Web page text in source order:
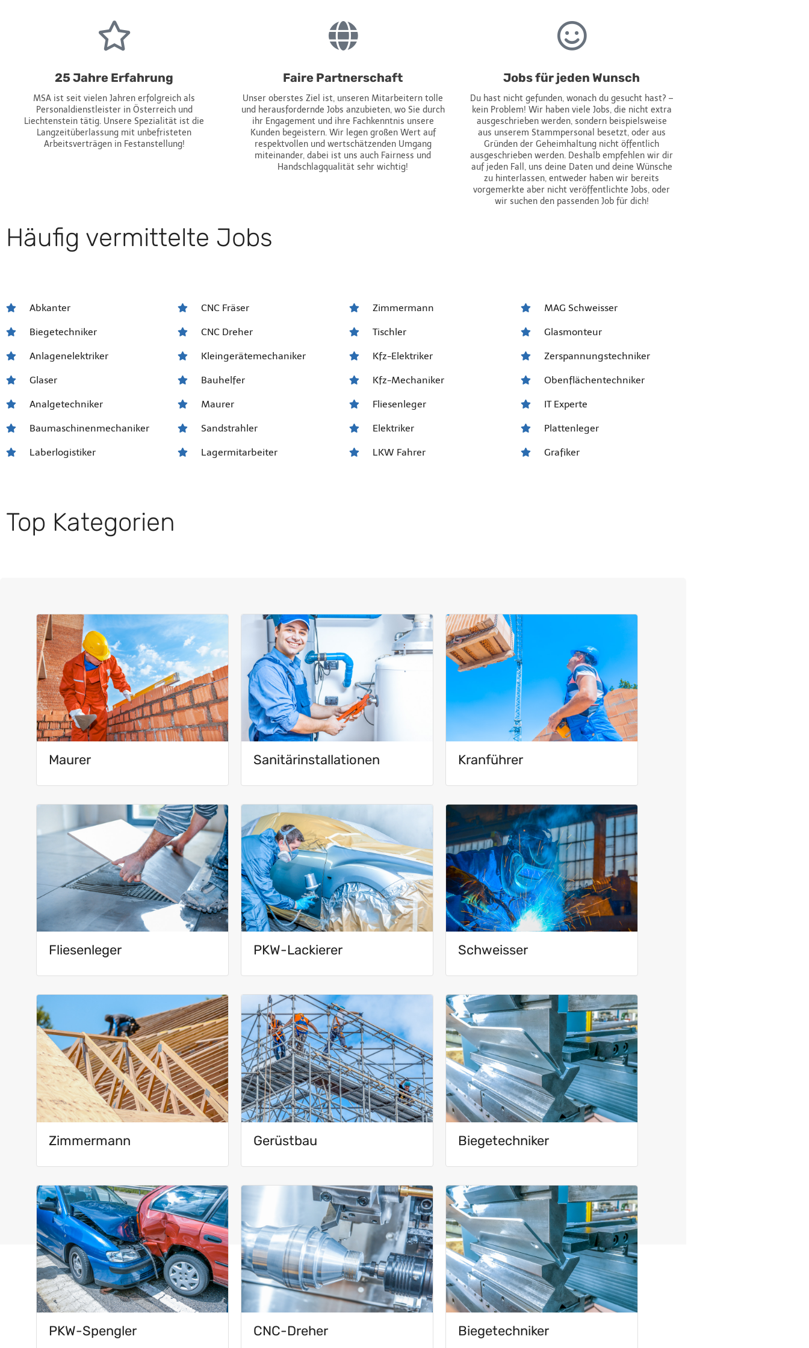
25 Jahre Erfahrung
MSA ist seit vielen Jahren erfolgreich als
Personaldienstleister in Österreich und
Liechtenstein tätig. Unsere Spezialität ist die
Langzeitüberlassung mit unbefristeten
Arbeitsverträgen in Festanstellung!
Faire Partnerschaft
Unser oberstes Ziel ist, unseren Mitarbeitern tolle
und herausfordernde Jobs anzubieten, wo Sie durch
ihr Engagement und ihre Fachkenntnis unsere
Kunden begeistern. Wir legen großen Wert auf
respektvollen und wertschätzenden Umgang
miteinander, dabei ist uns auch Fairness und
Handschlagqualität sehr wichtig!
Jobs für jeden Wunsch
Du hast nicht gefunden, wonach du gesucht hast? –
kein Problem! Wir haben viele Jobs, die nicht extra
ausgeschrieben werden, sondern beispielsweise
aus unserem Stammpersonal besetzt, oder aus
Gründen der Geheimhaltung nicht öffentlich
ausgeschrieben werden. Deshalb empfehlen wir dir
auf jeden Fall, uns deine Daten und deine Wünsche
zu hinterlassen, entweder haben wir bereits
vorgemerkte aber nicht veröffentlichte Jobs, oder
wir suchen den passenden Job für dich!
Häufig vermittelte Jobs
Abkanter
Biegetechniker
Anlagenelektriker
Glaser
Analgetechniker
Baumaschinenmechaniker
Laberlogistiker
CNC Fräser
CNC Dreher
Kleingerätemechaniker
Bauhelfer
Maurer
Sandstrahler
Lagermitarbeiter
Zimmermann
Tischler
Kfz-Elektriker
Kfz-Mechaniker
Fliesenleger
Elektriker
LKW Fahrer
MAG Schweisser
Glasmonteur
Zerspannungstechniker
Obenflächentechniker
IT Experte
Plattenleger
Grafiker
Top Kategorien
Maurer Sanitärinstallationen Kranführer
Fliesenleger PKW-Lackierer Schweisser
Zimmermann Gerüstbau Biegetechniker
PKW-Spengler CNC-Dreher Biegetechniker